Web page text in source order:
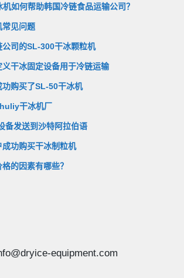
如何帮助韩国冷链食品运输公司？
常见问题
公司的SL-300干冰颗粒机
干冰固定设备用于冷链运输
功购买了SL-50干冰机
干冰机厂
备发送到沙特阿拉伯语
成功购买干冰制粒机
的因素有哪些？
equipment.com